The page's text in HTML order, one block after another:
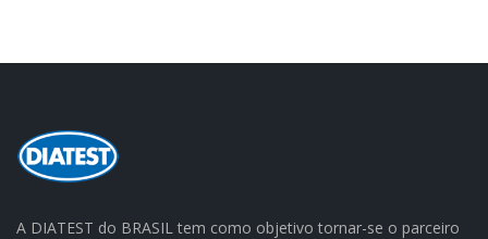
A DIATEST do BRASIL tem como objetivo tornar-se o parceiro